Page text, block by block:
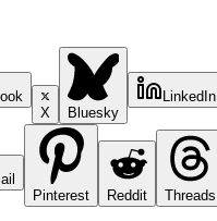
X
Bluesky
LinkedIn
Pinterest
Reddit Threads